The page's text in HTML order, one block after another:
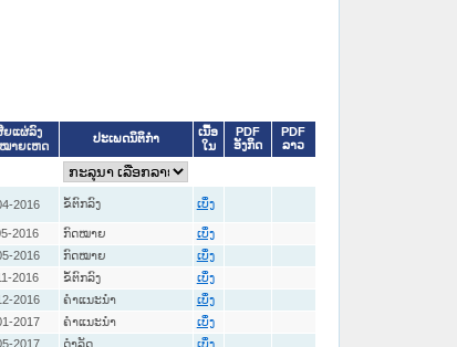
ຍແຜ່ລົງ
າຍເຫດ
ປະເພດນິຕິກຳ
ເນື້ອ
ໃນ
PDF
ອັງກິດ
PDF
ລາວ
2016 ຂໍ້ຕົກລົງ ເບິ່ງ
2016 ກົດໝາຍ ເບິ່ງ
2016 ກົດໝາຍ ເບິ່ງ
2016 ຂໍ້ຕົກລົງ ເບິ່ງ
2016 ຄໍາແນະນໍາ ເບິ່ງ
2017 ຄໍາແນະນໍາ ເບິ່ງ
2017 ດໍາລັດ